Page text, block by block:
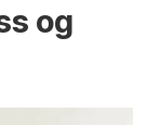
og